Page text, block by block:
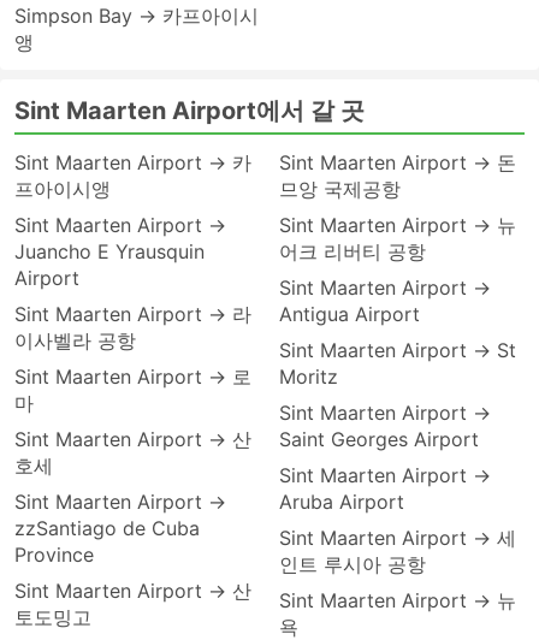
Simpson Bay → 카프아이시
앵
Sint Maarten Airport에서 갈 곳
Sint Maarten Airport → 카
프아이시앵
Sint Maarten Airport →
Juancho E Yrausquin
Airport
Sint Maarten Airport → 라
이사벨라 공항
Sint Maarten Airport → 로
마
Sint Maarten Airport → 산
호세
Sint Maarten Airport →
zzSantiago de Cuba
Province
Sint Maarten Airport → 산
토도밍고
Sint Maarten Airport → 돈
므앙 국제공항
Sint Maarten Airport → 뉴
어크 리버티 공항
Sint Maarten Airport →
Antigua Airport
Sint Maarten Airport → St
Moritz
Sint Maarten Airport →
Saint Georges Airport
Sint Maarten Airport →
Aruba Airport
Sint Maarten Airport → 세
인트 루시아 공항
Sint Maarten Airport → 뉴
욕